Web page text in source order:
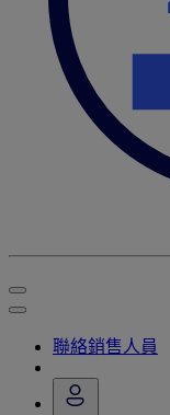
聯絡銷售人員